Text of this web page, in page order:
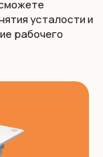
усталости и
рабочего